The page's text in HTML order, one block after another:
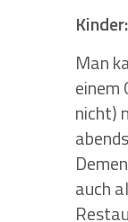
Man
einem
nicht)
auch